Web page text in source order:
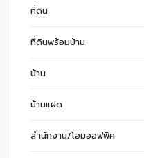
ที่ดิน
ที่ดินพร้อมบ้าน
บ้าน
บ้านแฝด
สำนักงาน/โฮมออฟฟิศ